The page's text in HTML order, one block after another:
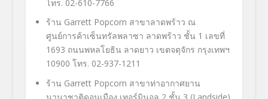
โทร. 02-610-7766
ร้าน Garrett Popcorn สาขาลาดพร้าว ณ
ศูนย์การค้าเซ็นทรัลพลาซา ลาดพร้าว ชั้น 1 เลขที่
1693 ถนนพหลโยธิน ลาดยาว เขตจตุจักร กรุงเทพฯ
10900 โทร. 02-937-1211
ร้าน Garrett Popcorn สาขาท่าอากาศยาน